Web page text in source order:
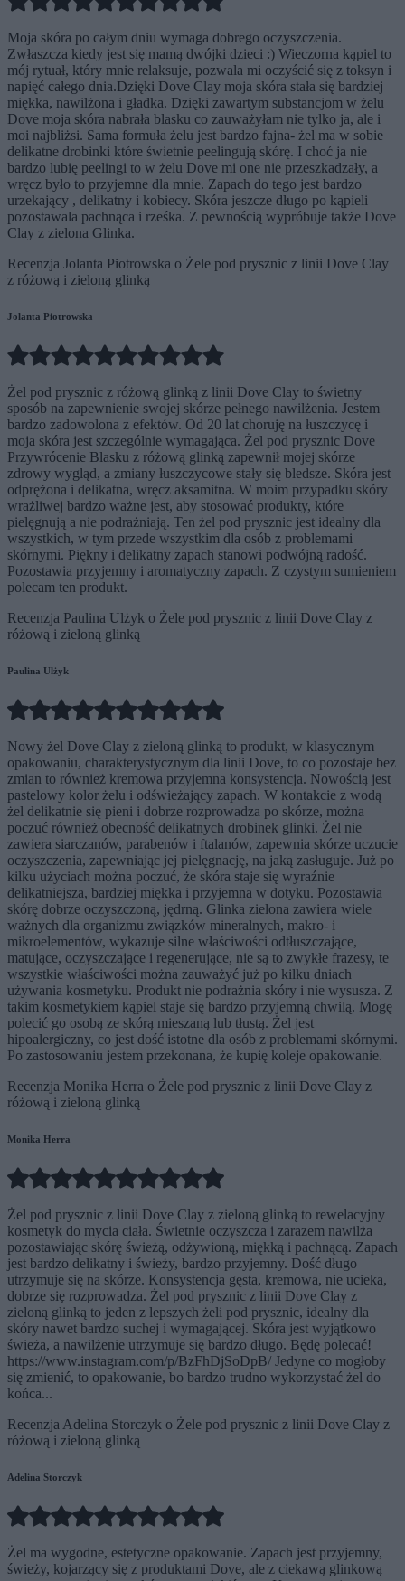
Moja skóra po całym dniu wymaga dobrego oczyszczenia.
Zwłaszcza kiedy jest się mamą dwójki dzieci :) Wieczorna kąpiel to
mój rytuał, który mnie relaksuje, pozwala mi oczyścić się z toksyn i
napięć całego dnia.Dzięki Dove Clay moja skóra stała się bardziej
miękka, nawilżona i gładka. Dzięki zawartym substancjom w żelu
Dove moja skóra nabrała blasku co zauważyłam nie tylko ja, ale i
moi najbliżsi. Sama formuła żelu jest bardzo fajna- żel ma w sobie
delikatne drobinki które świetnie peelingują skórę. I choć ja nie
bardzo lubię peelingi to w żelu Dove mi one nie przeszkadzały, a
wręcz było to przyjemne dla mnie. Zapach do tego jest bardzo
urzekający , delikatny i kobiecy. Skóra jeszcze długo po kąpieli
pozostawala pachnąca i rześka. Z pewnością wypróbuje także Dove
Clay z zielona Glinka.
Recenzja Jolanta Piotrowska o Żele pod prysznic z linii Dove Clay
z różową i zieloną glinką
Jolanta Piotrowska
Żel pod prysznic z różową glinką z linii Dove Clay to świetny
sposób na zapewnienie swojej skórze pełnego nawilżenia. Jestem
bardzo zadowolona z efektów. Od 20 lat choruję na łuszczycę i
moja skóra jest szczególnie wymagająca. Żel pod prysznic Dove
Przywrócenie Blasku z różową glinką zapewnił mojej skórze
zdrowy wygląd, a zmiany łuszczycowe stały się bledsze. Skóra jest
odprężona i delikatna, wręcz aksamitna. W moim przypadku skóry
wrażliwej bardzo ważne jest, aby stosować produkty, które
pielęgnują a nie podrażniają. Ten żel pod prysznic jest idealny dla
wszystkich, w tym przede wszystkim dla osób z problemami
skórnymi. Piękny i delikatny zapach stanowi podwójną radość.
Pozostawia przyjemny i aromatyczny zapach. Z czystym sumieniem
polecam ten produkt.
Recenzja Paulina Ulżyk o Żele pod prysznic z linii Dove Clay z
różową i zieloną glinką
Paulina Ulżyk
Nowy żel Dove Clay z zieloną glinką to produkt, w klasycznym
opakowaniu, charakterystycznym dla linii Dove, to co pozostaje bez
zmian to również kremowa przyjemna konsystencja. Nowością jest
pastelowy kolor żelu i odświeżający zapach. W kontakcie z wodą
żel delikatnie się pieni i dobrze rozprowadza po skórze, można
poczuć również obecność delikatnych drobinek glinki. Żel nie
zawiera siarczanów, parabenów i ftalanów, zapewnia skórze uczucie
oczyszczenia, zapewniając jej pielęgnację, na jaką zasługuje. Już po
kilku użyciach można poczuć, że skóra staje się wyraźnie
delikatniejsza, bardziej miękka i przyjemna w dotyku. Pozostawia
skórę dobrze oczyszczoną, jędrną. Glinka zielona zawiera wiele
ważnych dla organizmu związków mineralnych, makro- i
mikroelementów, wykazuje silne właściwości odtłuszczające,
matujące, oczyszczające i regenerujące, nie są to zwykłe frazesy, te
wszystkie właściwości można zauważyć już po kilku dniach
używania kosmetyku. Produkt nie podrażnia skóry i nie wysusza. Z
takim kosmetykiem kąpiel staje się bardzo przyjemną chwilą. Mogę
polecić go osobą ze skórą mieszaną lub tłustą. Żel jest
hipoalergiczny, co jest dość istotne dla osób z problemami skórnymi.
Po zastosowaniu jestem przekonana, że kupię koleje opakowanie.
Recenzja Monika Herra o Żele pod prysznic z linii Dove Clay z
różową i zieloną glinką
Monika Herra
Żel pod prysznic z linii Dove Clay z zieloną glinką to rewelacyjny
kosmetyk do mycia ciała. Świetnie oczyszcza i zarazem nawilża
pozostawiając skórę świeżą, odżywioną, miękką i pachnącą. Zapach
jest bardzo delikatny i świeży, bardzo przyjemny. Dość długo
utrzymuje się na skórze. Konsystencja gęsta, kremowa, nie ucieka,
dobrze się rozprowadza. Żel pod prysznic z linii Dove Clay z
zieloną glinką to jeden z lepszych żeli pod prysznic, idealny dla
skóry nawet bardzo suchej i wymagającej. Skóra jest wyjątkowo
świeża, a nawilżenie utrzymuje się bardzo długo. Będę polecać!
https://www.instagram.com/p/BzFhDjSoDpB/ Jedyne co mogłoby
się zmienić, to opakowanie, bo bardzo trudno wykorzystać żel do
końca...
Recenzja Adelina Storczyk o Żele pod prysznic z linii Dove Clay z
różową i zieloną glinką
Adelina Storczyk
Żel ma wygodne, estetyczne opakowanie. Zapach jest przyjemny,
świeży, kojarzący się z produktami Dove, ale z ciekawą glinkową